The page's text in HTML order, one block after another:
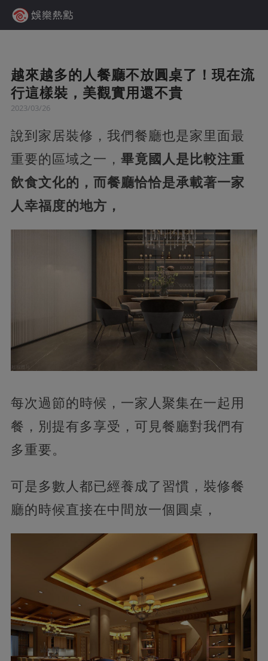
越來越多的人餐廳不放圓桌了！現在流
行這樣裝，美觀實用還不貴
2023/03/26
說到家居裝修，我們餐廳也是家里面最
重要的區域之一， 畢竟國人是比較注重
飲食文化的，而餐廳恰恰是承載著一家
人幸福度的地方，
每次過節的時候，一家人聚集在一起用
餐，別提有多享受，可見餐廳對我們有
多重要。
可是多數人都已經養成了習慣，裝修餐
廳的時候直接在中間放一個圓桌，